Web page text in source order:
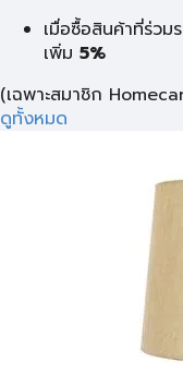
เมื่อซื้อสินค้าที่ร่วม
เพิ่ม 5%
(เฉพาะสมาชิก
ดูทั้งหมด